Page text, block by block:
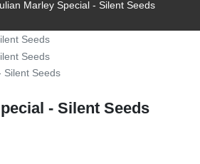
Marley Special - Silent Seeds
- Silent Seeds